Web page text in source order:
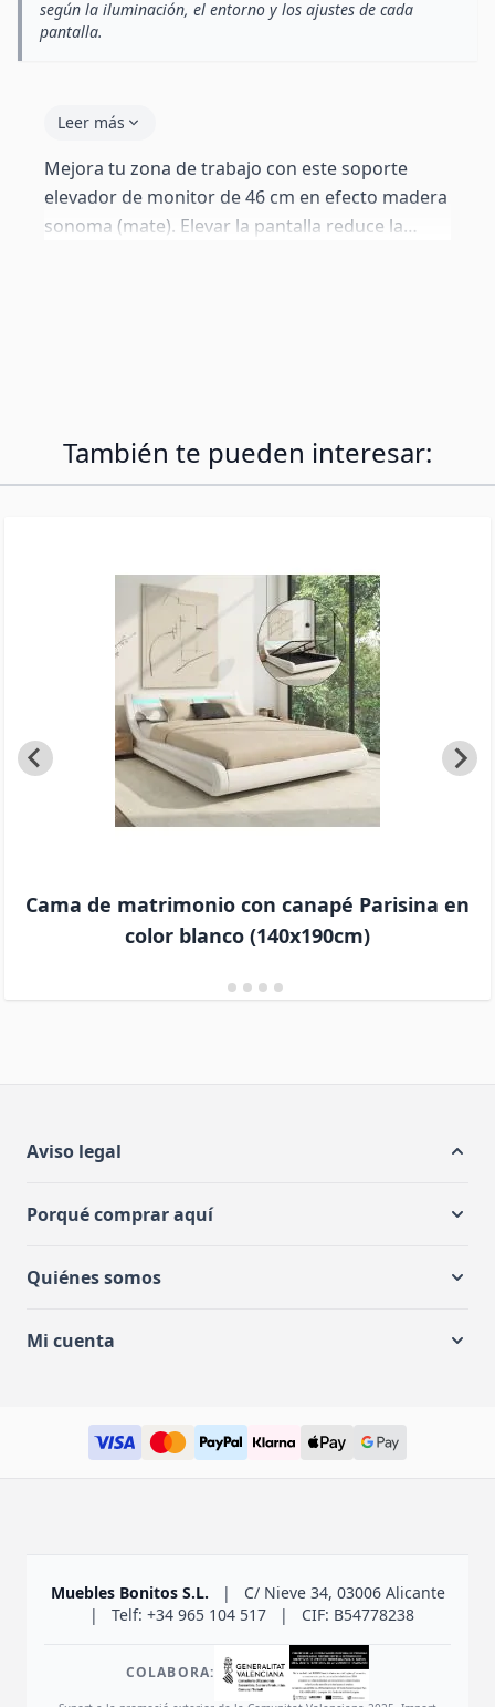
según la iluminación, el entorno y los ajustes de cada
pantalla.
Leer más
Mejora tu zona de trabajo con este soporte
elevador de monitor de 46 cm en efecto madera
sonoma (mate). Elevar la pantalla reduce la
También te pueden interesar:
Cama de matrimonio con canapé Parisina en
color blanco (140x190cm)
Aviso legal
Porqué comprar aquí
Quiénes somos
Mi cuenta
Muebles Bonitos S.L. |
C/ Nieve 34, 03006 Alicante
|
Telf: +34 965 104 517 | CIF: B54778238
COLABORA: